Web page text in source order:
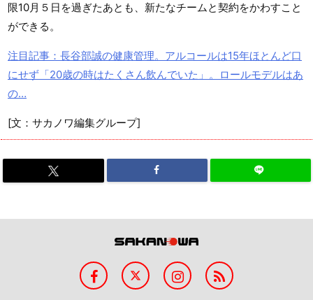
限10月５日を過ぎたあとも、新たなチームと契約をかわすこと
ができる。
注目記事：長谷部誠の健康管理。アルコールは15年ほとんど口
にせず「20歳の時はたくさん飲んでいた」。ロールモデルはあ
の…
[文：サカノワ編集グループ]